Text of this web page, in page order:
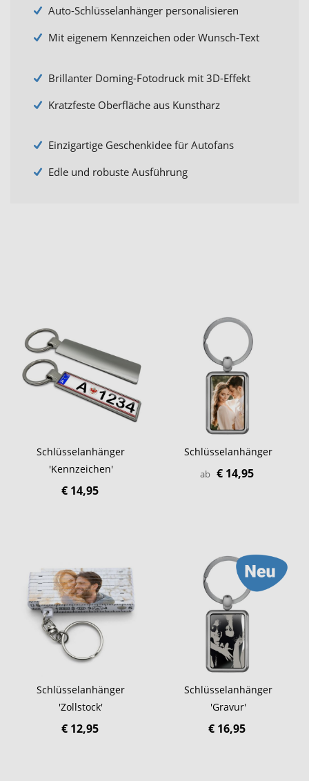
Auto-Schlüsselanhänger personalisieren
Mit eigenem Kennzeichen oder Wunsch-Text
Brillanter Doming-Fotodruck mit 3D-Effekt
Kratzfeste Oberfläche aus Kunstharz
Einzigartige Geschenkidee für Autofans
Edle und robuste Ausführung
Schlüsselanhänger
'Kennzeichen'
€ 14,95
Schlüsselanhänger
ab € 14,95
Schlüsselanhänger
'Zollstock'
€ 12,95
Schlüsselanhänger
'Gravur'
€ 16,95